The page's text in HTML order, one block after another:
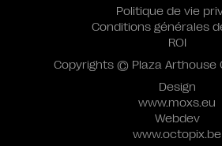
Design
www.moxs.eu
Webdev
www.octopix.be
Politique de vie
Conditions générales
ROI
Copyrights © Plaza Arthouse